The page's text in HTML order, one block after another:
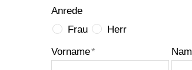
Anrede
Frau
Herr
Vorname*